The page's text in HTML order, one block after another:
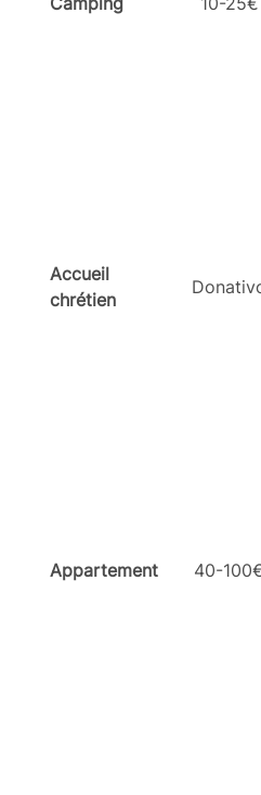
Accueil
chrétien
Appartement 40-